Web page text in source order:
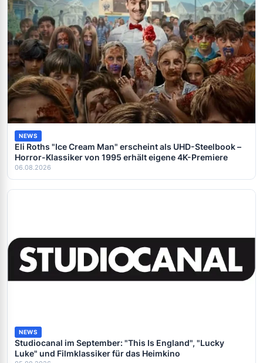
NEWS
Eli Roths "Ice Cream Man" erscheint als UHD-Steelbook –
Horror-Klassiker von 1995 erhält eigene 4K-Premiere
06.08.2026
NEWS
Studiocanal im September: "This Is England", "Lucky
Luke" und Filmklassiker für das Heimkino